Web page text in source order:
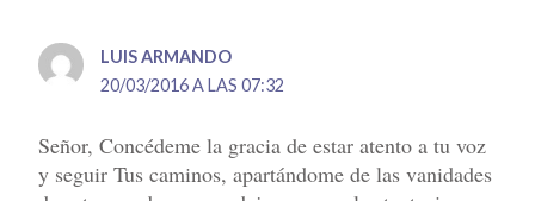
LUIS ARMANDO
20/03/2016 A LAS 07:32
Señor, Concédeme la gracia de estar atento a tu voz
y seguir Tus caminos, apartándome de las vanidades